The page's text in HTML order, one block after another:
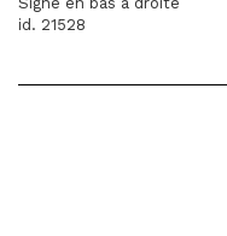
id. 21528